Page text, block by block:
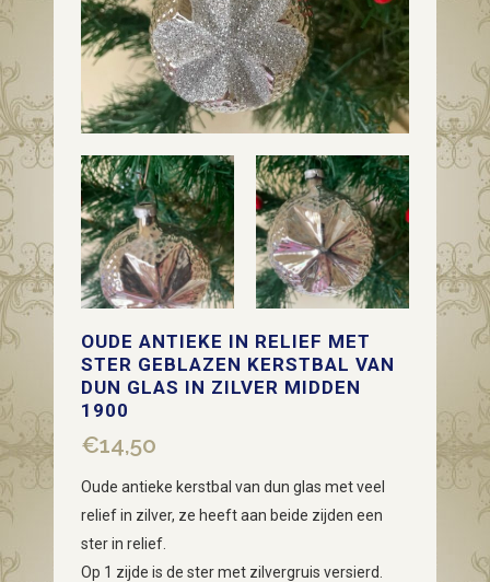
OUDE ANTIEKE IN RELIEF MET
STER GEBLAZEN KERSTBAL VAN
DUN GLAS IN ZILVER MIDDEN
1900
€14,50
Oude antieke kerstbal van dun glas met veel
relief in zilver, ze heeft aan beide zijden een
ster in relief.
Op 1 zijde is de ster met zilvergruis versierd.